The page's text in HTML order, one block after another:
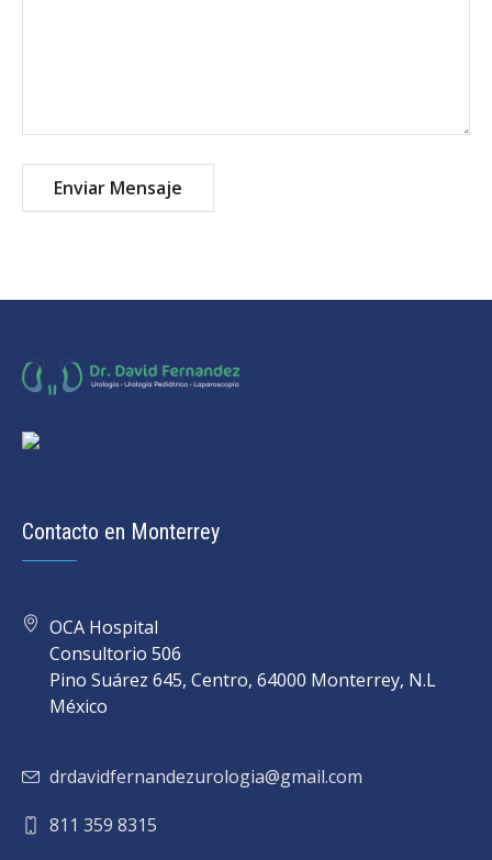
Contacto en Monterrey
OCA Hospital
Consultorio 506
Pino Suárez 645, Centro, 64000 Monterrey, N.L
México
drdavidfernandezurologia@gmail.com
811 359 8315